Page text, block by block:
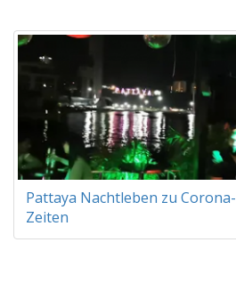
Pattaya Nachtleben zu Corona-
Zeiten